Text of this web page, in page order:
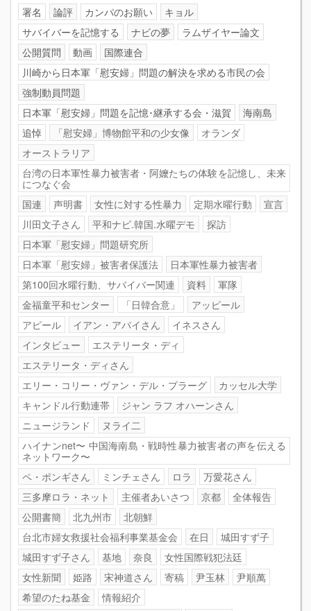
署名
論評 カンパのお願い
キョル
サバイバーを記憶する
ナビの夢
ラムザイヤー論文
公開質問
動画
国際連合
川崎から日本軍「慰安婦」問題の解決を求める市民の会
強制動員問題
日本軍「慰安婦」問題を記憶･継承する会・滋賀
海南島
追悼
「慰安婦」博物館平和の少女像
オランダ
オーストラリア
台湾の日本軍性暴力被害者・阿嬤たちの体験を記憶し、未来
につなぐ会
国連
声明書 女性に対する性暴力 定期水曜行動
宣言
川田文子さん
平和ナビ.韓国.水曜デモ
探訪
日本軍「慰安婦」問題研究所
日本軍「慰安婦」被害者保護法
日本軍性暴力被害者
第100回水曜行動、サバイバー関連
資料
軍隊
金福童平和センター
「日韓合意」
アッピール
アピール
イアン・アパイさん
イネスさん
インタビュー
エステリータ・ディ
エステリータ・ディさん
エリー・コリー・ヴァン・デル・プラーグ
カッセル大学
キャンドル行動連帯
ジャン ラフ オハーンさん
ニュージランド
ヌライ二
ハイナンnet〜 中国海南島・戦時性暴力被害者の声を伝える
ネットワーク〜
ペ・ポンギさん
ミンチェさん ロラ
万愛花さん
三多摩ロラ・ネット
主催者あいさつ 京都
全体報告
公開書簡
北九州市
北朝鮮
台北市婦女救援社会福利事業基金会
在日
城田すず子
城田すず子さん
基地 奈良
女性国際戦犯法廷
女性新聞
姫路 宋神道さん 寄稿 尹玉林
尹順萬
希望のたね基金
情報紹介